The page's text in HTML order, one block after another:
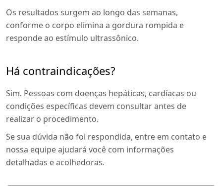
Os resultados surgem ao longo das semanas,
conforme o corpo elimina a gordura rompida e
responde ao estímulo ultrassônico.
Há contraindicações?
Sim. Pessoas com doenças hepáticas, cardíacas ou
condições específicas devem consultar antes de
realizar o procedimento.
Se sua dúvida não foi respondida, entre em contato e
nossa equipe ajudará você com informações
detalhadas e acolhedoras.